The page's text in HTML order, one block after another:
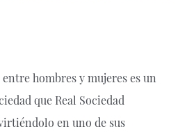
hombres y mujeres es un
que Real Sociedad
en uno de sus